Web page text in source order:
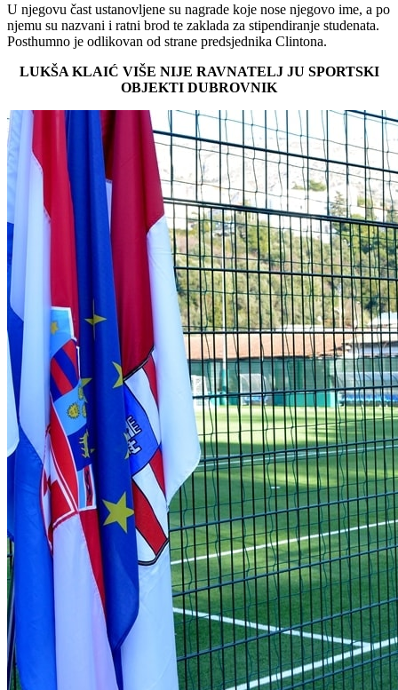
U njegovu čast ustanovljene su nagrade koje nose njegovo ime, a po
njemu su nazvani i ratni brod te zaklada za stipendiranje studenata.
Posthumno je odlikovan od strane predsjednika Clintona.
LUKŠA KLAIĆ VIŠE NIJE RAVNATELJ JU SPORTSKI
OBJEKTI DUBROVNIK